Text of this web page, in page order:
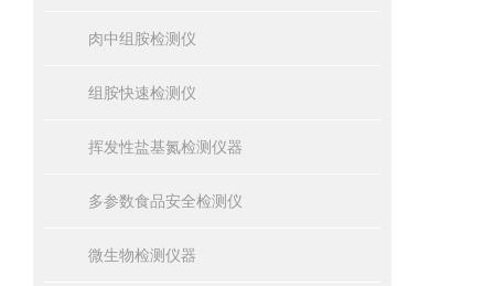
肉中组胺检测仪
组胺快速检测仪
挥发性盐基氮检测仪器
多参数食品安全检测仪
微生物检测仪器